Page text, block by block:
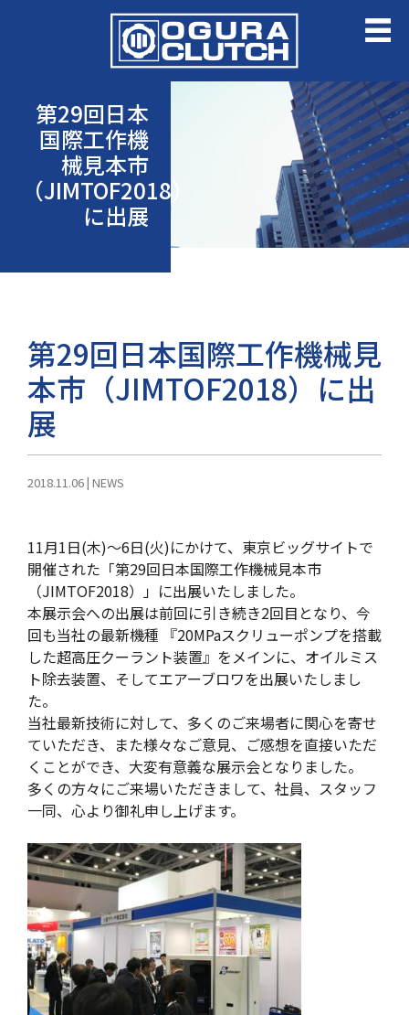
第29回日本
国際工作機
械見本市
（JIMTOF2018）
に出展
第29回日本国際工作機械見
本市（JIMTOF2018）に出
展
2018.11.06| NEWS
11月1日(木)～6日(火)にかけて、東京ビッグサイトで
開催された「第29回日本国際工作機械見本市
（JIMTOF2018）」に出展いたしました。
本展示会への出展は前回に引き続き2回目となり、今
回も当社の最新機種 『20MPaスクリューポンプを搭載
した超高圧クーラント装置』をメインに、オイルミス
ト除去装置、そしてエアーブロワを出展いたしまし
た。
当社最新技術に対して、多くのご来場者に関心を寄せ
ていただき、また様々なご意見、ご感想を直接いただ
くことができ、大変有意義な展示会となりました。
多くの方々にご来場いただきまして、社員、スタッフ
一同、心より御礼申し上げます。